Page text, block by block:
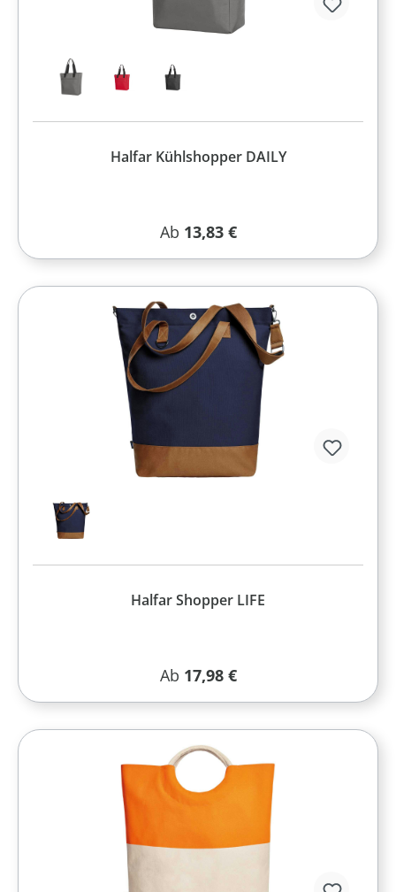
Halfar Kühlshopper DAILY
Regulärer Preis:
Ab 13,83 €
Halfar Shopper LIFE
Regulärer Preis:
Ab 17,98 €